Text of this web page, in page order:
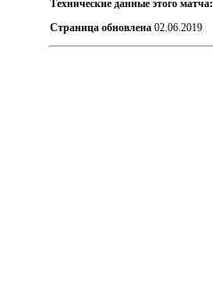
Технические данные этого матча:
Страница обновлена 02.06.2019